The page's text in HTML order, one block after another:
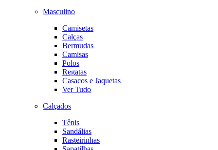
Masculino
Camisetas
Calças
Bermudas
Camisas
Polos
Regatas
Casacos e Jaquetas
Ver Tudo
Calçados
Tênis
Sandálias
Rasteirinhas